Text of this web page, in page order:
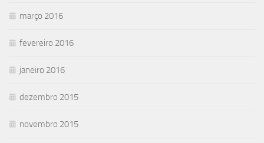
março 2016
fevereiro 2016
janeiro 2016
dezembro 2015
novembro 2015